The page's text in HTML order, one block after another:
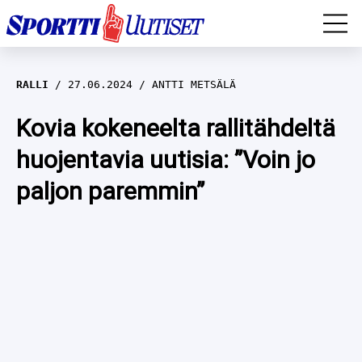
EM-YLEISURHEILU
JÄÄKIEKKO
YLEISURHEILU
WILMA HELTELÄ
TALVILAJIT
RALLI 27.06.2024 ANTTI METSÄLÄ
Kovia kokeneelta rallitähdeltä
huojentavia uutisia: ”Voin jo
paljon paremmin”